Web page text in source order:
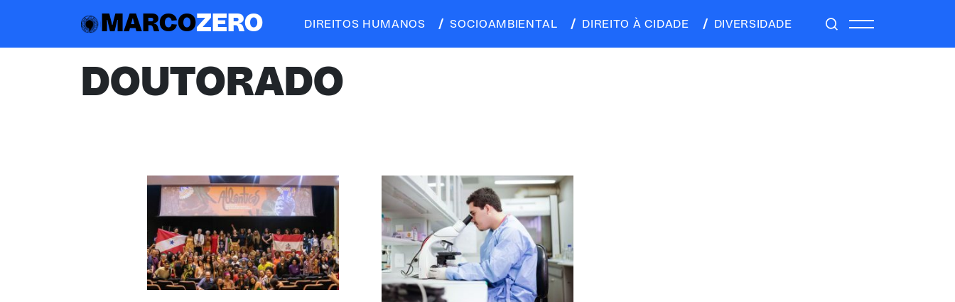
MARCOZERO DIREITOS HUMANOS SOCIOAMBIENTAL DIREITO À CIDADE DIVERSIDADE
DOUTORADO